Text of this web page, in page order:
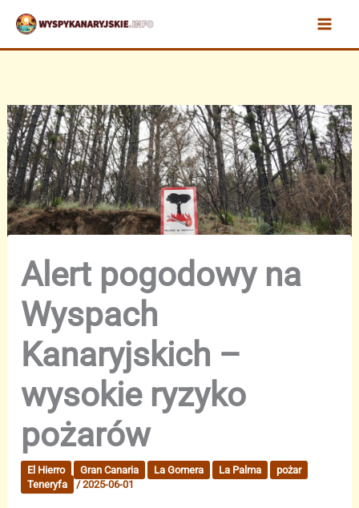
Przejdź
treści
Alert pogodowy na
Wyspach
Kanaryjskich –
wysokie ryzyko
pożarów
El Hierro Gran Canaria La Gomera La Palma
pożar
Teneryfa
/2025-06-01